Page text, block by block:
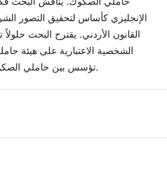
الإنجليزي كأساس لتحقيق التصور
القانون الأردني. يقترح البحث
الشخصية الاعتبارية على هيئة
تؤسس بين حاملي الصكوك والشركة ذات الغرض الخاص.